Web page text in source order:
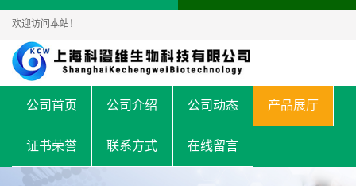
欢迎访问本站！
公司首页 公司介绍 公司动态 产品展厅
证书荣誉 联系方式 在线留言